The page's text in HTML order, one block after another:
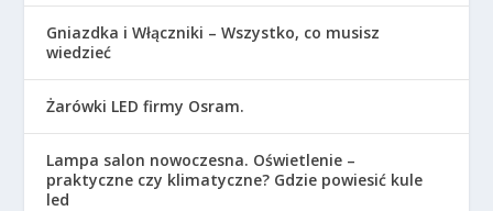
Gniazdka i Włączniki – Wszystko, co musisz
wiedzieć
Żarówki LED firmy Osram.
Lampa salon nowoczesna. Oświetlenie –
praktyczne czy klimatyczne? Gdzie powiesić kule
led